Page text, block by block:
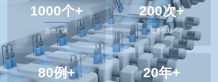
1000个+
合作厂家
200次+
服务现场
80例+ 20年+